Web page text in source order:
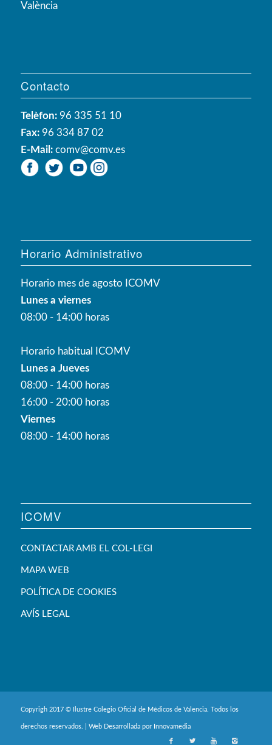
València
Contacto
Telèfon: 96 335 51 10
Fax:96 334 87 02
E-Mail: comv@comv.es
Horario Administrativo
Horario mes de agosto ICOMV
Lunes a viernes
08:00 - 14:00 horas
Horario habitual ICOMV
Lunes a Jueves
08:00 - 14:00 horas
16:00 - 20:00 horas
Viernes
08:00 - 14:00 horas
ICOMV
CONTACTAR AMB EL COL-LEGI
MAPA WEB
POLÍTICA DE COOKIES
AVÍS LEGAL
Copyrigh 2017 © Ilustre Colegio Oficial de Médicos de Valencia. Todos los
derechos reservados. | Web Desarrollada por Innovamedia